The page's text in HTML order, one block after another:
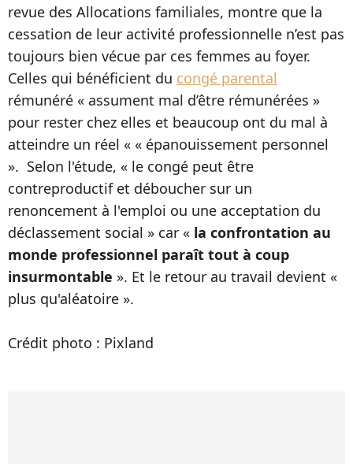
revue des Allocations familiales, montre que la
cessation de leur activité professionnelle n’est pas
toujours bien vécue par ces femmes au foyer.
Celles qui bénéficient du congé parental
rémunéré « assument mal d’être rémunérées »
pour rester chez elles et beaucoup ont du mal à
atteindre un réel « « épanouissement personnel
». Selon l'étude, « le congé peut être
contreproductif et déboucher sur un
renoncement à l'emploi ou une acceptation du
déclassement social » car « la confrontation au
monde professionnel paraît tout à coup
insurmontable ». Et le retour au travail devient «
plus qu'aléatoire ».
Crédit photo : Pixland